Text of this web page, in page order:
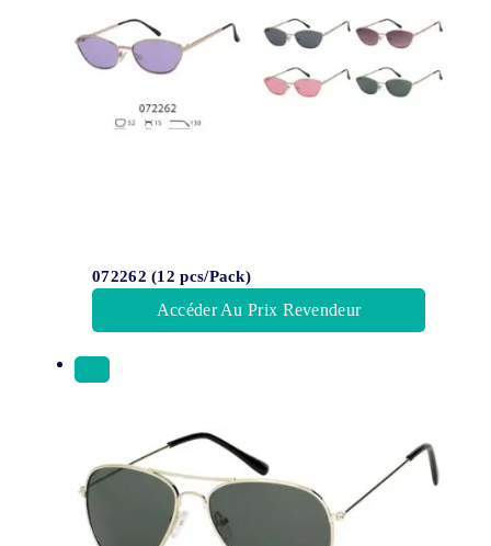
072262 (12 pcs/Pack)
Accéder Au Prix Revendeur